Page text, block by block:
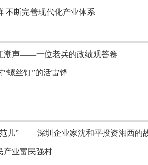
不断完善现代化产业体系
潮声——一位老兵的政绩观答卷
螺丝钉”的活雷锋
儿” ——深圳企业家沈和平投资湘西的
产业富民强村